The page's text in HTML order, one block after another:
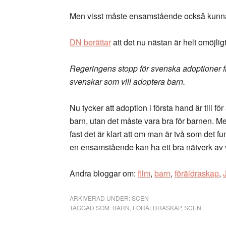
Men visst måste ensamstående också
DN berättaratt det nu nästan är helt
Regeringens stopp för svenska adoptioner
svenskar som vill adoptera barn.
Nu tycker att adoption i första hand är till
barn, utan det måste vara bra för barnen.
fast det är klart att om man är två som det
en ensamstående kan ha ett bra nätverk
Andra bloggar om: film, barn, föräldraskap,
ARKIVERAD UNDER:SCEN
TAGGAD SOM: BARN FÖRÄLDRASKAP, SCEN